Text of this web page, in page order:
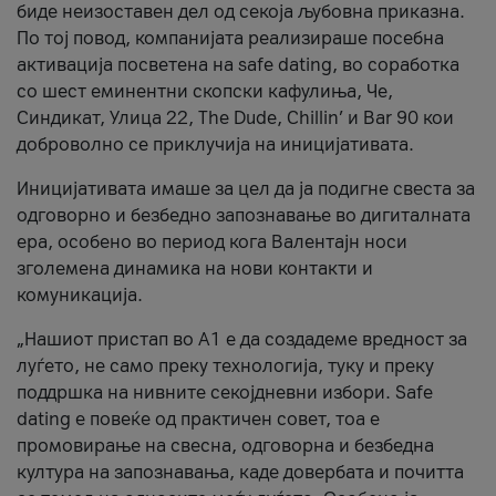
биде неизоставен дел од секоја љубовна приказна.
По тој повод, компанијата реализираше посебна
активација посветена на safe dating, во соработка
со шест еминентни скопски кафулиња, Че,
Синдикат, Улица 22, The Dude, Chillin’ и Bar 90 кои
доброволно се приклучија на иницијативата.
Иницијативата имаше за цел да ја подигне свеста за
одговорно и безбедно запознавање во дигиталната
ера, особено во период кога Валентајн носи
зголемена динамика на нови контакти и
комуникација.
„Нашиот пристап во А1 е да создадеме вредност за
луѓето, не само преку технологија, туку и преку
поддршка на нивните секојдневни избори. Safe
dating е повеќе од практичен совет, тоа е
промовирање на свесна, одговорна и безбедна
култура на запознавања, каде довербата и почитта